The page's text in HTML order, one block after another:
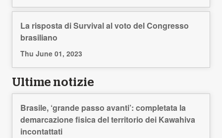
La risposta di Survival al voto del Congresso
brasiliano
Thu June 01, 2023
Ultime notizie
Brasile, ‘grande passo avanti’: completata la
demarcazione fisica del territorio dei Kawahiva
incontattati